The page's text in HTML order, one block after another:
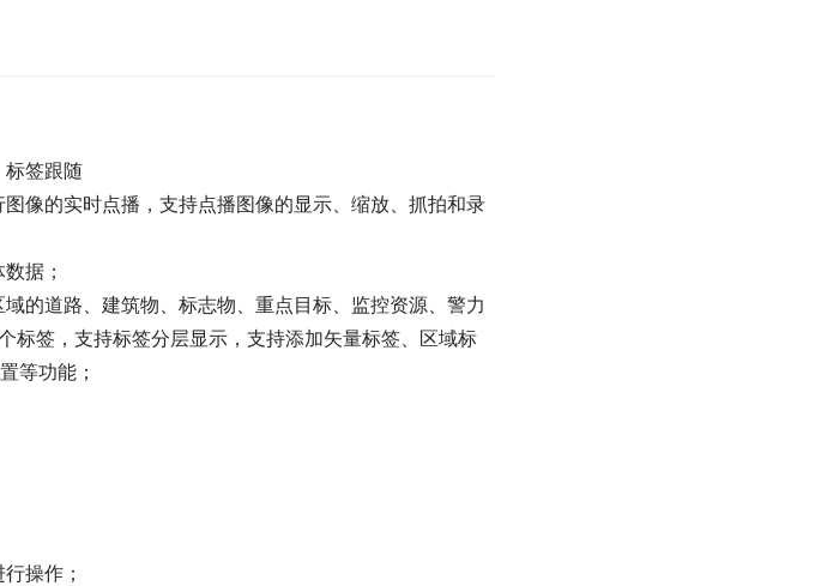
标签跟随
据；
的道路、建筑物、标志物、重点目标、监控资源、警力
标签，支持标签分层显示，支持添加矢量标签、区域标
等功能；
操作；